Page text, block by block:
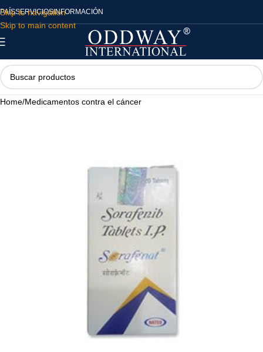
Skip to navigation
Skip to main content
PAÍSSERVICIOSINFORMACIÓN
Home/Medicamentos contra el cáncer